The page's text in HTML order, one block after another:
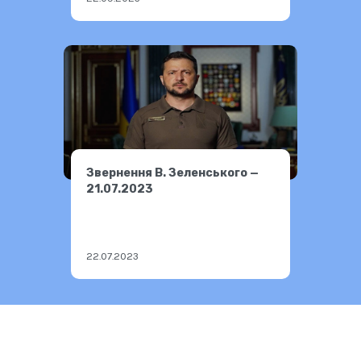
Звернення В. Зеленського —
21.07.2023
22.07.2023